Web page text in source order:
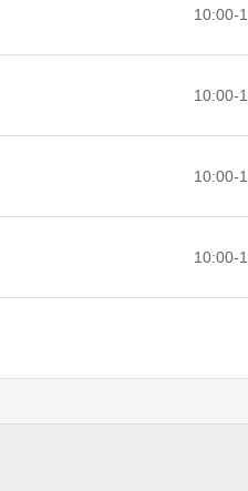
10:00-
10:00-
10:00-
10:00-